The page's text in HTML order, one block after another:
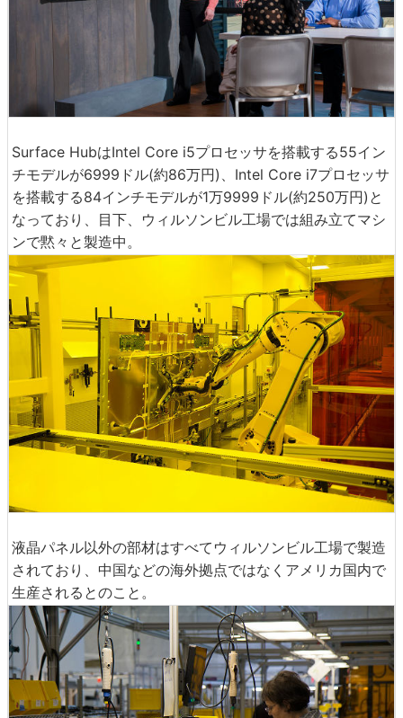
Surface HubはIntel Core i5プロセッサを搭載する55イン
チモデルが6999ドル(約86万円)、Intel Core i7プロセッサ
を搭載する84インチモデルが1万9999ドル(約250万円)と
なっており、目下、ウィルソンビル工場では組み立てマシ
ンで黙々と製造中。
液晶パネル以外の部材はすべてウィルソンビル工場で製造
されており、中国などの海外拠点ではなくアメリカ国内で
生産されるとのこと。